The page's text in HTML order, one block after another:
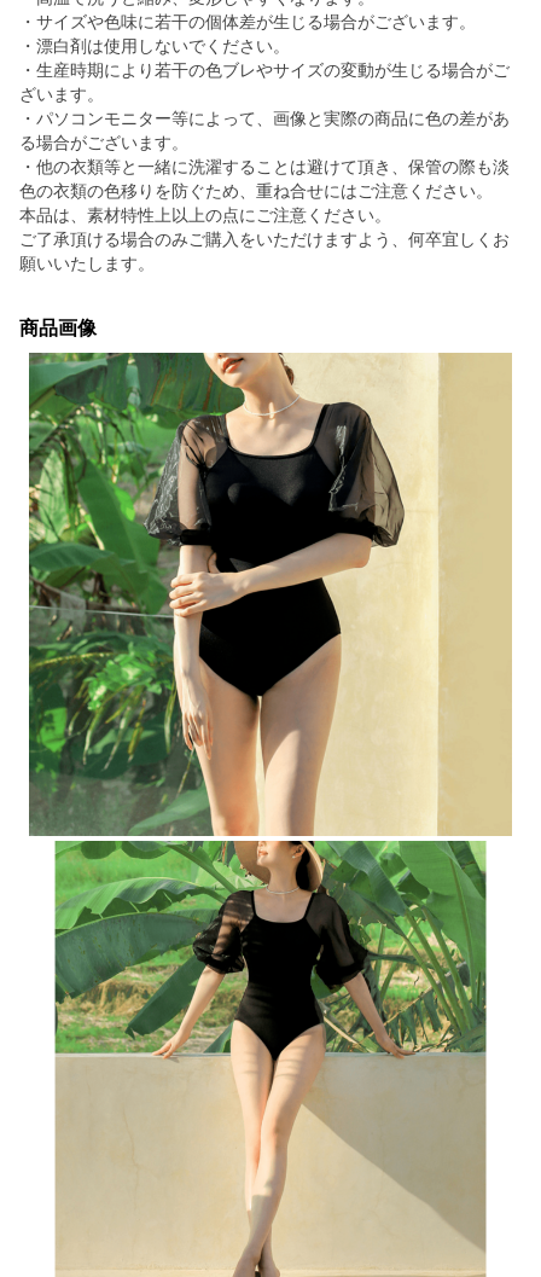
・サイズや色味に若干の個体差が生じる場合がございます。
・漂白剤は使用しないでください。
・生産時期により若干の色ブレやサイズの変動が生じる場合がご
ざいます。
・パソコンモニター等によって、画像と実際の商品に色の差があ
る場合がございます。
・他の衣類等と一緒に洗濯することは避けて頂き、保管の際も淡
色の衣類の色移りを防ぐため、重ね合せにはご注意ください。
本品は、素材特性上以上の点にご注意ください。
ご了承頂ける場合のみご購入をいただけますよう、何卒宜しくお
願いいたします。
商品画像